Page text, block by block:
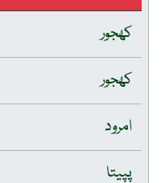
کھجور
کھجور
امرود
پپیتا